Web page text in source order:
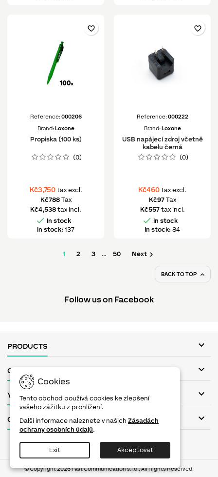
Reference:000206
Brand:Loxone
Propiska (100 ks)
(0)
Kč3,750 tax excl.
Kč788 Tax
Kč4,538 tax incl.
 In stock
In stock: 137
favorite_border
Reference:000222
Brand:Loxone
USB napájecí zdroj včetně
kabelu černá
(0)
Kč460 tax excl.
Kč97 Tax
Kč557 tax incl.
 In stock
In stock: 84
favorite_border
1 2 3 … 50 Next
BACK TO TOP 
Follow us on Facebook
PRODUCTS 
OUR COMPANY 
YOUR ACCOUNT 
CONTACT 
Cookies
Tento obchod používá cookies ke zlepšení
vašeho zážitku z prohlížení.
Další informace naleznete v našich Zásadách
ochrany osobních údajů.
Exit Akceptovat
FacebookTwitterYouTubePinterestInstagram
© Copyright 2026 Fast Communication s.r.o.. All Rights Reserved.